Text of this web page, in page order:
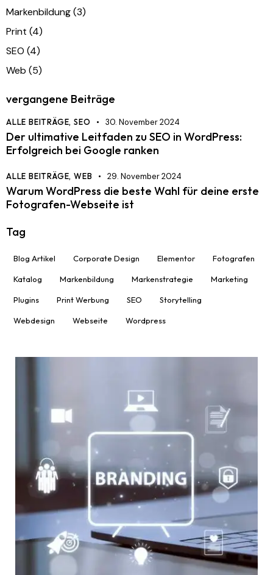
Markenbildung(3)
Print (4)
SEO (4)
Web (5)
vergangene Beiträge
ALLE BEITRÄGE,SEO 30. November 2024
Der ultimative Leitfaden zu SEO in WordPress:
Erfolgreich bei Google ranken
ALLE BEITRÄGE,WEB 29. November 2024
Warum WordPress die beste Wahl für deine erste
Fotografen-Webseite ist
Tag
Blog Artikel Corporate Design Elementor Fotografen
Katalog Markenbildung Markenstrategie Marketing
Plugins Print Werbung SEO Storytelling
Webdesign Webseite Wordpress